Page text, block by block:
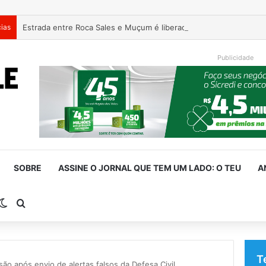
Estrada entre Roca Sales e Muçum é liberada após serviços de
Publicidade
SOBRE ASSINE O JORNAL QUE TEM UM LADO: O TEU
Lateral
Switch skin